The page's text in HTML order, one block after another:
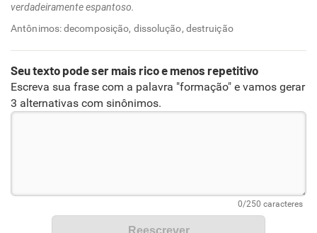
verdadeiramente espantoso.
Antônimos: decomposição, dissolução, destruição
Seu texto pode ser mais rico e menos repetitivo
Escreva sua frase com a palavra "formação" e vamos gerar
3 alternativas com sinônimos.